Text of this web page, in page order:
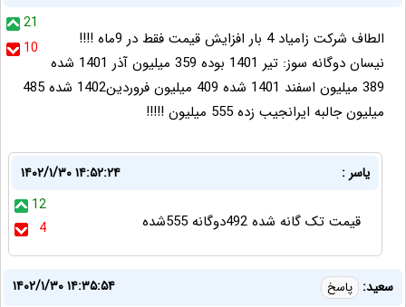
21
10
الطاف شرکت زامیاد 4 بار افزایش قیمت فقط در 9ماه !!!!
نیسان دوگانه سوز: تير 1401 بوده 359 ميليون آذر 1401 شده
389 ميليون اسفند 1401 شده 409 ميليون فروردين1402 شده 485
ميليون جالبه ایرانجیب زده 555 میلیون !!!!!
یاسر :
۱۴۰۲/۱/۳۰ ۱۴:۵۲:۲۴
12
4
قیمت تک گانه شده 492دوگانه 555شده
سعید: پاسخ
۱۴۰۲/۱/۳۰ ۱۴:۳۵:۵۴